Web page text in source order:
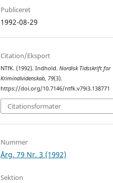
Publiceret
1992-08-29
Citation/Eksport
NTfK. (1992). Indhold.Nordisk Tidsskrift for
Kriminalvidenskab, 79(3).
https://doi.org/10.7146/ntfk.v79i3.138771
Citationsformater
Nummer
Årg. 79 Nr. 3 (1992)
Sektion